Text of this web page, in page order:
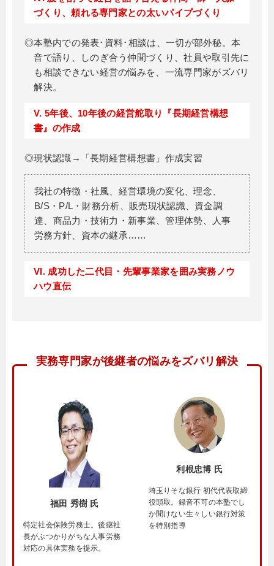
づくり、頼れる専門家との太いパイプづくり
◎本塾内での発表･資料･相談は、一切が部外秘。本
音で語り、しのぎ合う仲間づくり、社員や取引先に
も相談できない経営の悩みを、一流専門家がズバリ
解決。
V. 5年後、10年後の経営舵取り『長期経営構想
書』の作成
◎現状認識→「長期経営構想書」作成実習
我社の特徴・社風、経営環境の変化、理念、
B/S・P/L・財務分析、販売現状認識、資金調
達、商品力・技術力・新事業、管理体勢、人事
労務方針、資本の継承……
VI. 成功した二代目・先輩事業家を囲み実務ノウ
ハウ直伝
実務専門家が後継者の悩みをズバリ解決
福田 秀樹 氏
特定社会保険労務士。後継社
長がぶつかりがちな人事労務
対応の具体実務を提示。
利根忠博 氏
埼玉りそな銀行 初代代表取締
役頭取。録音不可の本塾でし
か聞けない生々しい銀行対策
を特別指導